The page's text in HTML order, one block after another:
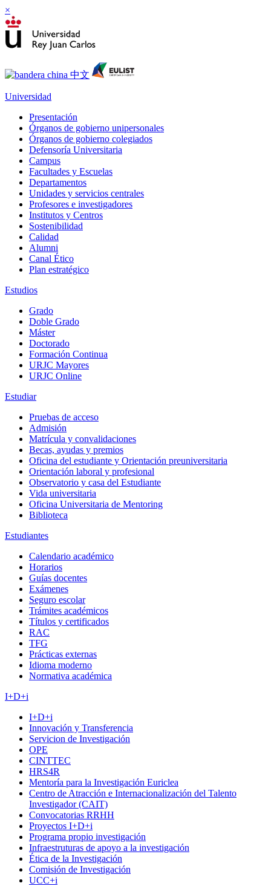
×
Universidad
Presentación
Órganos de gobierno unipersonales
Órganos de gobierno colegiados
Defensoría Universitaria
Campus
Facultades y Escuelas
Departamentos
Unidades y servicios centrales
Profesores e investigadores
Institutos y Centros
Sostenibilidad
Calidad
Alumni
Canal Ético
Plan estratégico
Estudios
Grado
Doble Grado
Máster
Doctorado
Formación Continua
URJC Mayores
URJC Online
Estudiar
Pruebas de acceso
Admisión
Matrícula y convalidaciones
Becas, ayudas y premios
Oficina del estudiante y Orientación preuniversitaria
Orientación laboral y profesional
Observatorio y casa del Estudiante
Vida universitaria
Oficina Universitaria de Mentoring
Biblioteca
Estudiantes
Calendario académico
Horarios
Guías docentes
Exámenes
Seguro escolar
Trámites académicos
Títulos y certificados
RAC
TFG
Prácticas externas
Idioma moderno
Normativa académica
I+D+i
I+D+i
Innovación y Transferencia
Servicion de Investigación
OPE
CINTTEC
HRS4R
Mentoría para la Investigación Euriclea
Centro de Atracción e Internacionalización del Talento
Investigador (CAIT)
Convocatorias RRHH
Proyectos I+D+i
Programa propio investigación
Infraestruturas de apoyo a la investigación
Ética de la Investigación
Comisión de Investigación
UCC+i